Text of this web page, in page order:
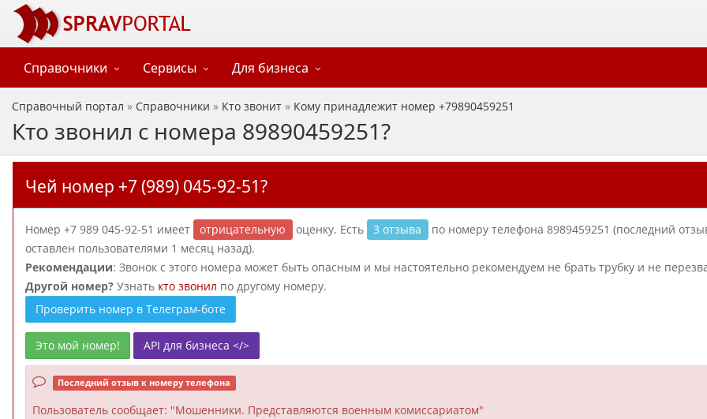
Справочники Сервисы Для бизнеса
Справочный портал » Справочники » Кто звонит » Кому принадлежит номер +79890459251
Кто звонил с номера 89890459251?
Чей номер +7 (989) 045-92-51?
Номер +7 989 045-92-51 имеет отрицательную оценку. Есть 3 отзыва
по номеру телефона 8989459251 (последний
оставлен пользователями 1 месяц назад).
Рекомендации: Звонок с этого номера может быть опасным и мы настоятельно рекомендуем не брать трубку и не
Другой номер? Узнать кто звонил по другому номеру.
Проверить номер в Телеграм-боте
Это мой номер! API для бизнеса </>
Последний отзыв к номеру телефона
Пользователь сообщает: "Мошенники. Представляются военным комиссариатом"